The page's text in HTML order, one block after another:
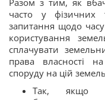
Разом з тим, як
часто у фізичних
запитання щодо
користування
сплачувати
права власності
споруду на цій
Так, якщо